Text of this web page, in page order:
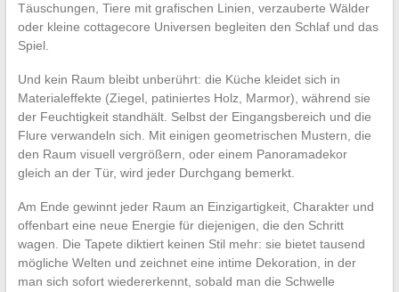
Täuschungen, Tiere mit grafischen Linien, verzauberte Wälder
oder kleine cottagecore Universen begleiten den Schlaf und das
Spiel.
Und kein Raum bleibt unberührt: die Küche kleidet sich in
Materialeffekte (Ziegel, patiniertes Holz, Marmor), während sie
der Feuchtigkeit standhält. Selbst der Eingangsbereich und die
Flure verwandeln sich. Mit einigen geometrischen Mustern, die
den Raum visuell vergrößern, oder einem Panoramadekor
gleich an der Tür, wird jeder Durchgang bemerkt.
Am Ende gewinnt jeder Raum an Einzigartigkeit, Charakter und
offenbart eine neue Energie für diejenigen, die den Schritt
wagen. Die Tapete diktiert keinen Stil mehr: sie bietet tausend
mögliche Welten und zeichnet eine intime Dekoration, in der
man sich sofort wiedererkennt, sobald man die Schwelle